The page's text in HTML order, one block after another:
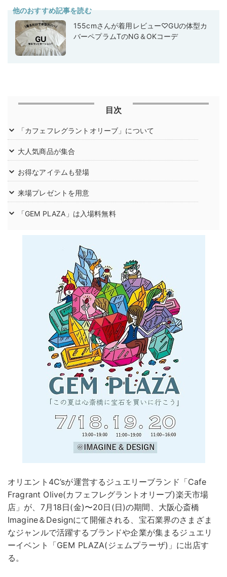
他のおすすめ記事を読む
155cmさんが着用レビュー♡GUの体型カ
バーペプラムTのNG＆OKコーデ
目次
「カフェフレグラントオリーブ」について
大人気商品が集合
お得なアイテムも登場
来場プレゼントを用意
「GEM PLAZA」は入場料無料
オリエント4C’sが運営するジュエリーブランド「Cafe
Fragrant Olive(カフェフレグラントオリーブ)楽天市場
店」が、7月18日(金)〜20日(日)の期間、大阪心斎橋
Imagine＆Designにて開催される、宝石業界のさまざま
なジャンルで活躍するブランドや企業が集まるジュエリ
ーイベント「GEM PLAZA(ジェムプラーザ)」に出店す
る。